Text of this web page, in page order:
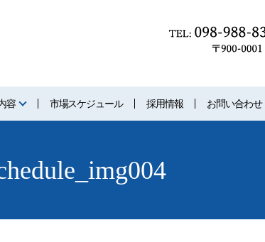
容 市場スケジュール 採用情報 お問い合わせ